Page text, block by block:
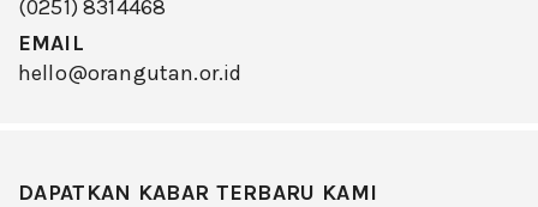
(0251) 8314468
EMAIL
hello@orangutan.or.id
DAPATKAN KABAR TERBARU KAMI